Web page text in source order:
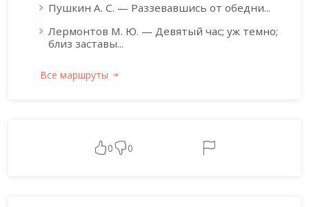
Пушкин А. С. — Раззевавшись от обедни...
Лермонтов М. Ю. — Девятый час; уж темно;
близ заставы...
Все маршруты
0 0